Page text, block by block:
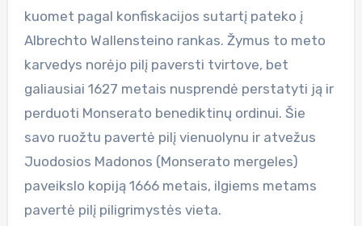
kuomet pagal konfiskacijos sutartį pateko į
Albrechto Wallensteino rankas. Žymus to meto
karvedys norėjo pilį paversti tvirtove, bet
galiausiai 1627 metais nusprendė perstatyti ją ir
perduoti Monserato benediktinų ordinui. Šie
savo ruožtu pavertė pilį vienuolynu ir atvežus
Juodosios Madonos (Monserato mergeles)
paveikslo kopiją 1666 metais, ilgiems metams
pavertė pilį piligrimystės vieta.